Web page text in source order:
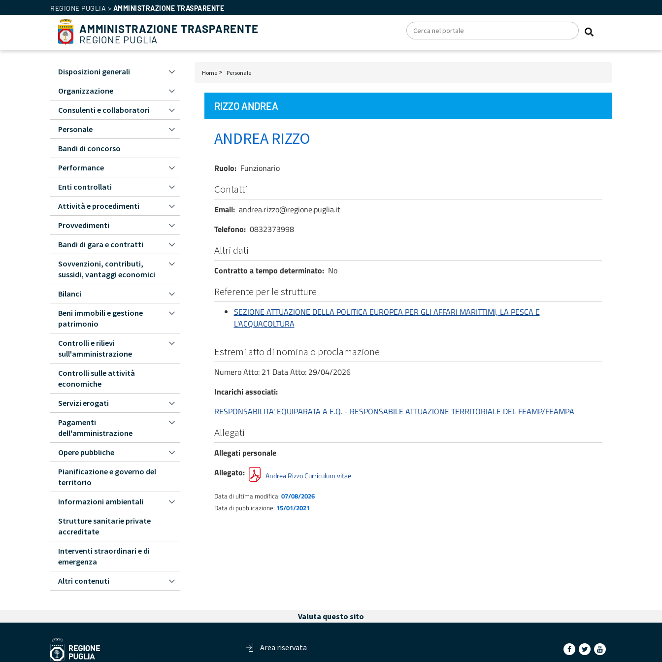
REGIONE PUGLIA > AMMINISTRAZIONE TRASPARENTE
AMMINISTRAZIONE TRASPARENTE
REGIONE PUGLIA
Briciole
pane
Home Personale
RIZZO ANDREA
ANDREA RIZZO
Ruolo Funzionario
Contatti
Email andrea.rizzo@regione.puglia.it
Telefono 0832373998
Altri dati
Contratto a tempo determinato No
Referente per le strutture
SEZIONE ATTUAZIONE DELLA POLITICA EUROPEA PER GLI AFFARI MARITTIMI, LA PESCA E
L'ACQUACOLTURA
Estremi atto di nomina o proclamazione
Numero Atto: 21 Data Atto: 29/04/2026
Incarichi associati
RESPONSABILITA' EQUIPARATA A E.Q. - RESPONSABILE ATTUAZIONE TERRITORIALE DEL FEAMP/FEAMPA
Allegati
Allegati personale
Allegato
Andrea Rizzo Curriculum vitae
Data di ultima modifica: 07/08/2026
Data di pubblicazione: 15/01/2021
Amministrazione
Trasparente
L1
Disposizioni generali
Organizzazione
Consulenti e collaboratori
Personale
Bandi di concorso
Performance
Enti controllati
Attività e procedimenti
Provvedimenti
Bandi di gara e contratti
Sovvenzioni, contributi,
sussidi, vantaggi economici
Bilanci
Beni immobili e gestione
patrimonio
Controlli e rilievi
sull'amministrazione
Controlli sulle attività
economiche
Servizi erogati
Pagamenti
dell'amministrazione
Opere pubbliche
Pianificazione e governo del
territorio
Informazioni ambientali
Strutture sanitarie private
accreditate
Interventi straordinari e di
emergenza
Altri contenuti
Valuta questo sito
Area riservata